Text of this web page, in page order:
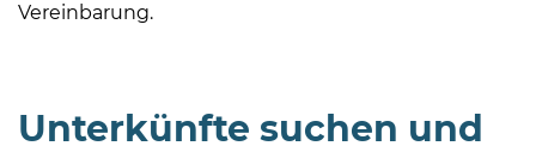
08
Vereinbarung.
Unterkünfte suchen und